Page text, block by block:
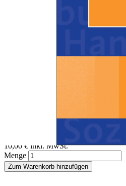
Digitale Ausgabe
10,00 € inkl. MwSt.
Menge
Zum Warenkorb hinzufügen